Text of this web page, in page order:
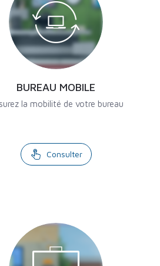
BUREAU MOBILE
la mobilité de votre bureau
Consulter